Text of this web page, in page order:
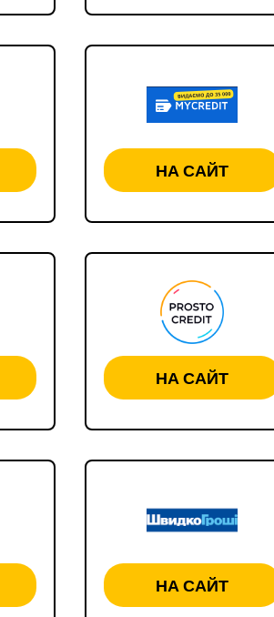
НА САЙТ
НА САЙТ
НА САЙТ